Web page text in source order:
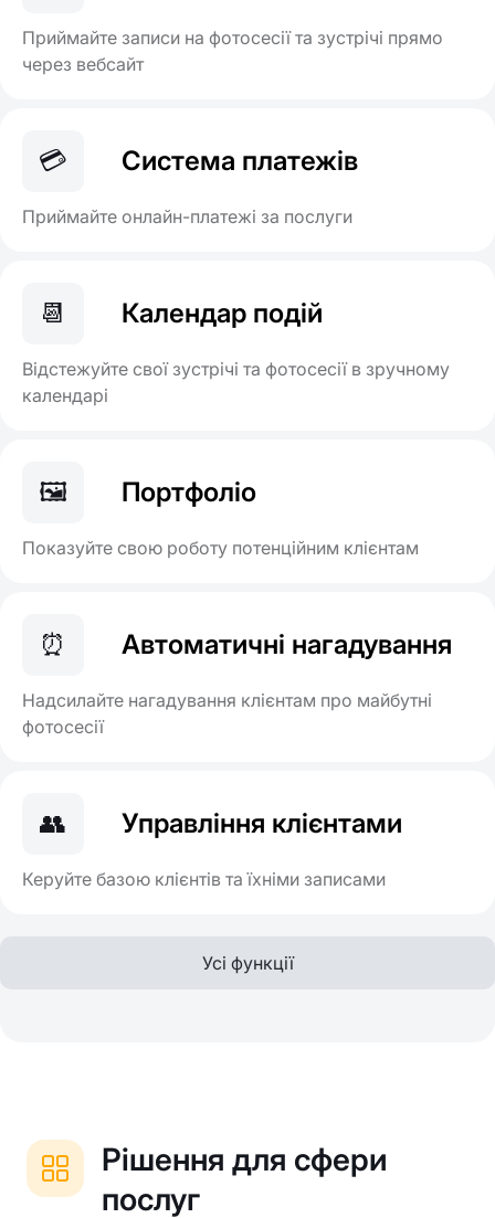
Приймайте записи на фотосесії та зустрічі прямо
через вебсайт
💳 Система платежів
Приймайте онлайн-платежі за послуги
📆 Календар подій
Відстежуйте свої зустрічі та фотосесії в зручному
календарі
🖼️ Портфоліо
Показуйте свою роботу потенційним клієнтам
⏰ Автоматичні нагадування
Надсилайте нагадування клієнтам про майбутні
фотосесії
👥 Управління клієнтами
Керуйте базою клієнтів та їхніми записами
Усі функції
Рішення для сфери
послуг